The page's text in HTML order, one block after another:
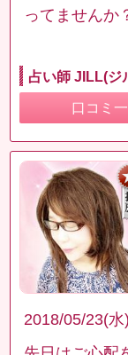
ってませんか
占い師 JILL(ジ
口コミ
2018/05/23(